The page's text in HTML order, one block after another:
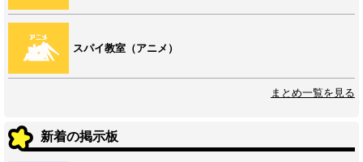
スパイ教室（アニメ）
まとめ一覧を見る
新着の掲示板